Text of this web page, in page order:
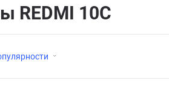
REDMI 10C